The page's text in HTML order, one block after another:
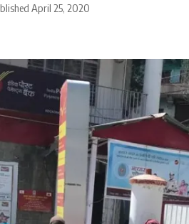
April 25, 2020